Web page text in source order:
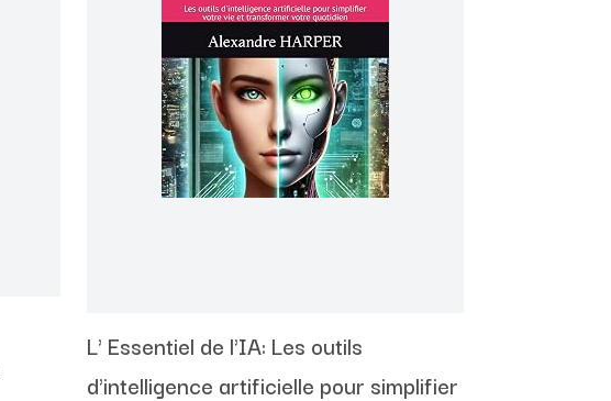
L' Essentiel de l'IA: Les outils
d'intelligence artificielle pour simplifier